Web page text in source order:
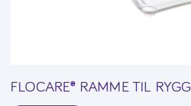
FLOCARE® RAMME TIL